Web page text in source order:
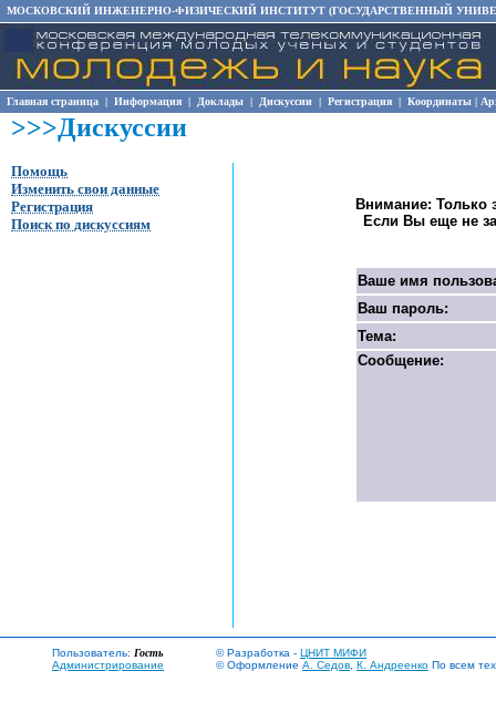
МОСКОВСКИЙ ИНЖЕНЕРНО-ФИЗИЧЕСКИЙ ИНСТИТУТ (ГОСУДАРСТВЕННЫЙ
Главная страница | Информация | Доклады | Дискуссии | Регистрация | Координаты |
>>>Дискуссии
Помощь
Изменить свои данные
Регистрация
Поиск по дискуссиям
Внимание: Только
Если Вы еще не
Ваше имя
Ваш пароль:
Тема:
Сообщение:
Пользователь: Гость
Администрирование
© Разработка - ЦНИТ МИФИ
© Оформление А. Седов К. Андреенко По всем